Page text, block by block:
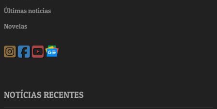
Últimas notícias
Novelas
NOTÍCIAS RECENTES